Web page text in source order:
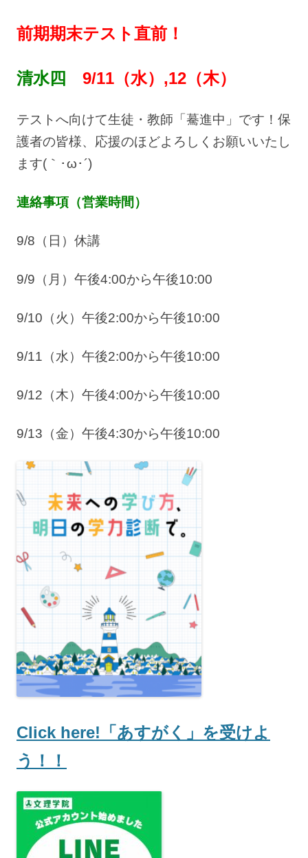
前期期末テスト直前！
清水四 9/11（水）,12（木）
テストへ向けて生徒・教師「驀進中」です！保
護者の皆様、応援のほどよろしくお願いいたし
ます(｀･ω･´)ゞ
連絡事項（営業時間）
9/8（日）休講
9/9（月）午後4:00から午後10:00
9/10（火）午後2:00から午後10:00
9/11（水）午後2:00から午後10:00
9/12（木）午後4:00から午後10:00
9/13（金）午後4:30から午後10:00
Click here!「あすがく」を受けよ
う！！